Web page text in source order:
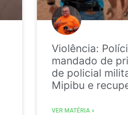
Violência:
mandado de
de policial
Mipibu e
VER MATÉRIA »